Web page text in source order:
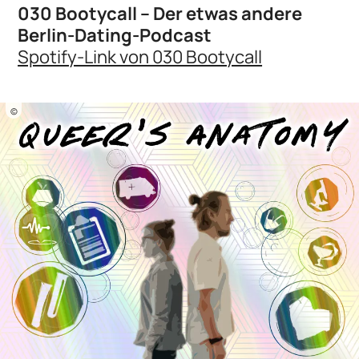
030 Bootycall – Der etwas andere
Berlin-Dating-Podcast
Spotify-Link von 030 Bootycall
©